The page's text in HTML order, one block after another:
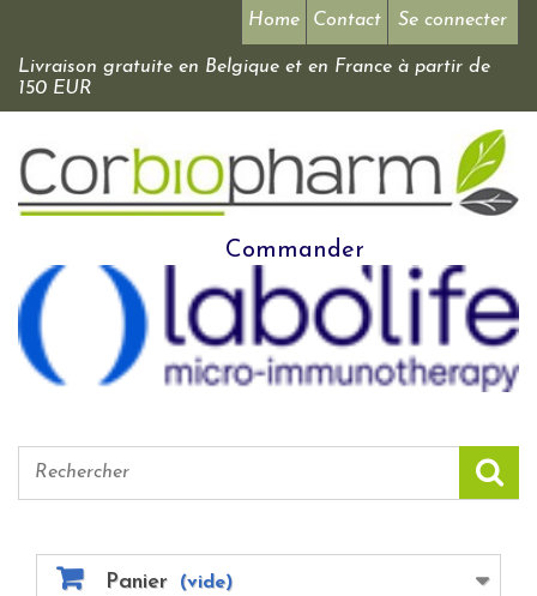
Se connecter
Home Contact
Livraison gratuite en Belgique et en France à partir de
150 EUR
Commander
Panier (vide)